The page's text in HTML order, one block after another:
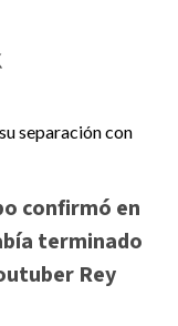
confirmó en
terminado
Rey